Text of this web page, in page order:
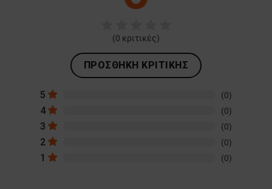
(0 κριτικές)
ΠΡΟΣΘΉΚΗ ΚΡΙΤΙΚΉΣ
5 (0)
4 (0)
3 (0)
2 (0)
1 (0)